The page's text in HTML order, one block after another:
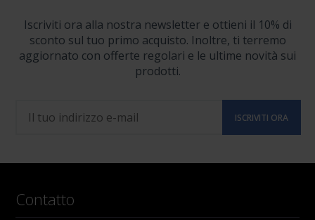
Iscriviti ora alla nostra newsletter e ottieni il 10% di
sconto sul tuo primo acquisto. Inoltre, ti terremo
aggiornato con offerte regolari e le ultime novità sui
prodotti.
Contatto